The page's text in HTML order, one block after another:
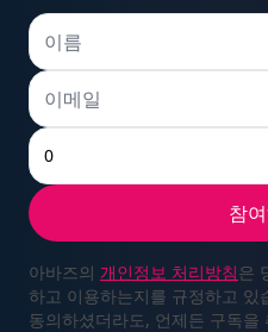
0
1
3
4
8
9
2
3
0
참
아바즈의 개인정보 처리방침은
하고 이용하는지를 규정하고
동의하셨더라도, 언제든 구독을